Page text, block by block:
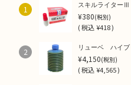
1 スキルライター
¥380(税別)
(税込¥418 )
2 リューベ ハイ
¥4,150(税別)
(税込¥4,565 )